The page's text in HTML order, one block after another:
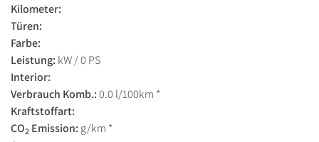
Kilometer:
Türen:
Farbe:
Leistung: kW / 0 PS
Interior:
Verbrauch Komb.:0.0 l/100km *
Kraftstoffart:
CO2 Emission: g/km *